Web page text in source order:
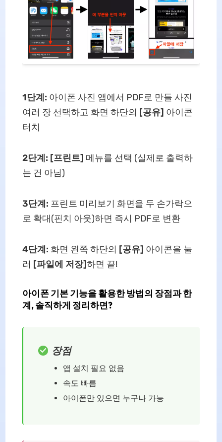
1단계: 아이폰 사진 앱에서 PDF로 만들 사진
여러 장 선택하고 화면 하단의 [공유] 아이콘
터치
2단계: [프린트] 메뉴를 선택 (실제로 출력하
는 건 아님)
3단계: 프린트 미리보기 화면을 두 손가락으
로 확대(핀치 아웃)하면 즉시 PDF로 변환
4단계: 화면 왼쪽 하단의 [공유] 아이콘을 눌
러 [파일에 저장]하면 끝!
아이폰 기본 기능을 활용한 방법의 장점과 한
계, 솔직하게 정리하면?
장점
앱 설치 필요 없음
속도 빠름
아이폰만 있으면 누구나 가능